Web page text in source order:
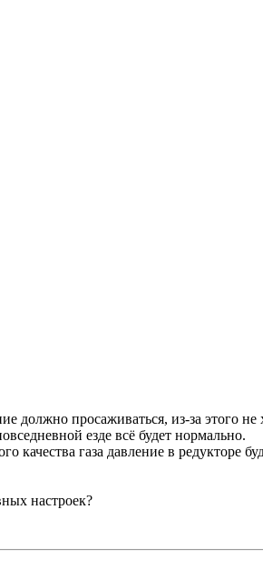
должно просаживаться, из-за этого не
езде всё будет нормально.
газа давление в редукторе
настроек?